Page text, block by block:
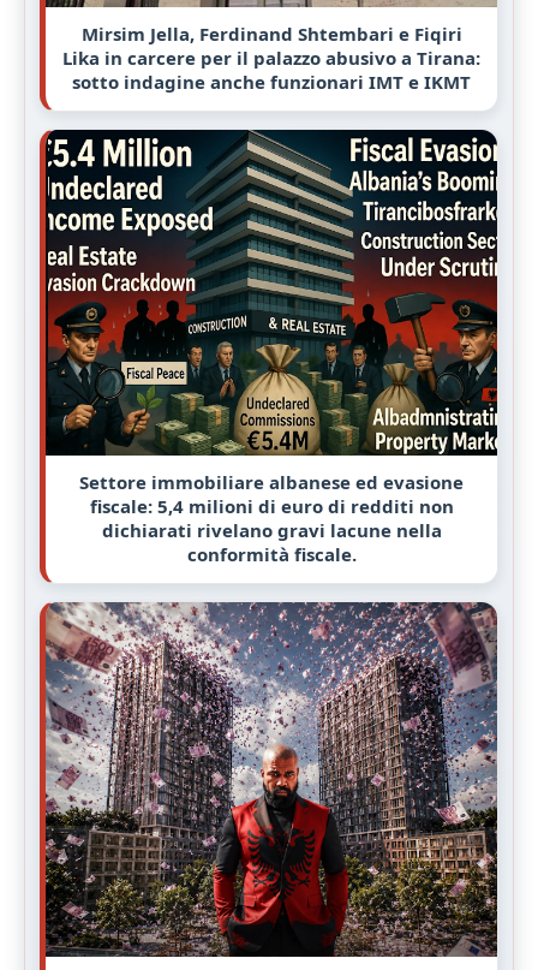
Mirsim Jella, Ferdinand Shtembari e Fiqiri
Lika in carcere per il palazzo abusivo a Tirana:
sotto indagine anche funzionari IMT e IKMT
Settore immobiliare albanese ed evasione
fiscale: 5,4 milioni di euro di redditi non
dichiarati rivelano gravi lacune nella
conformità fiscale.